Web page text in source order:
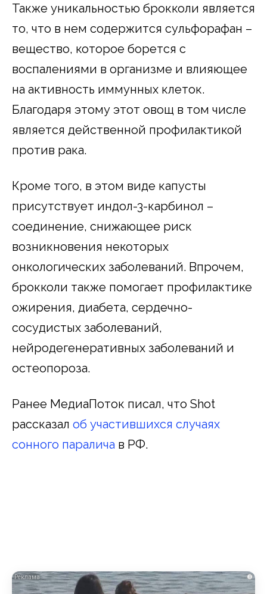
Также уникальностью брокколи является
то, что в нем содержится сульфорафан –
вещество, которое борется с
воспалениями в организме и влияющее
на активность иммунных клеток.
Благодаря этому этот овощ в том числе
является действенной профилактикой
против рака.
Кроме того, в этом виде капусты
присутствует индол-3-карбинол –
соединение, снижающее риск
возникновения некоторых
онкологических заболеваний. Впрочем,
брокколи также помогает профилактике
ожирения, диабета, сердечно-
сосудистых заболеваний,
нейродегенеративных заболеваний и
остеопороза.
Ранее МедиаПоток писал, что Shot
рассказал об участившихся случаях
сонного паралича в РФ.
i